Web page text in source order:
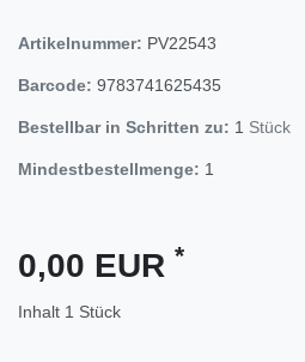
Artikelnummer: PV22543
Barcode: 9783741625435
Bestellbar in Schritten zu: 1 Stück
Mindestbestellmenge: 1
0,00 EUR *
Inhalt 1 Stück